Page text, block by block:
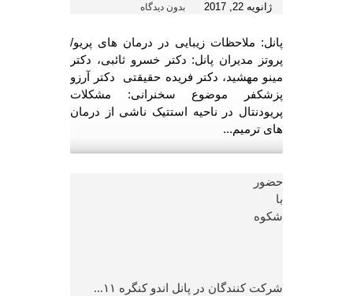
ژانویه 22, 2017 بدون دیدگاه
پانل: ملاحظات زیبایی در درمان های پریو/
پروتز مدیران پانل: دکتر خسرو ثائبی، دکتر
مینو مهشید، دکتر فریده حقیقتی دکتر آرزو
پزشکفر موضوع سخنرانی: مشکلات
پریودنتال در ناحیه استتیک ناشی از درمان
های ترمیم...
حضور
با
شکوه
شرکت کنندگان در پانل اندو کنگره ۱۱...